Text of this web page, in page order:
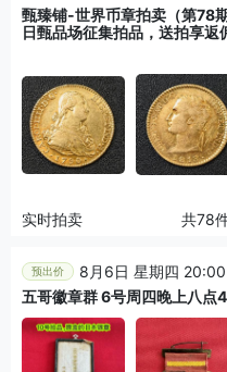
甄臻铺-世界币章拍卖（第78
日甄品场征集拍品，送拍享返
实时拍卖 共78
预出价
8月6日 星期四 20:00
五哥徽章群 6号周四晚上